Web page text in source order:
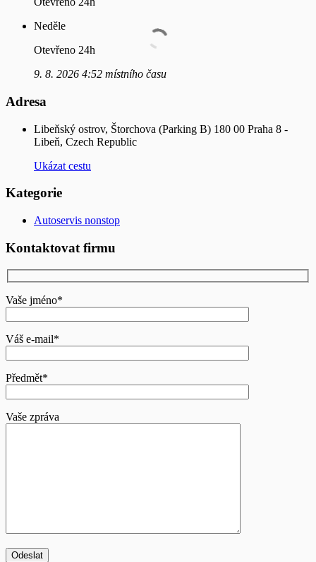
Neděle
Otevřeno 24h
9. 8. 2026 4:52 místního času
Adresa
Libeňský ostrov, Štorchova (Parking B) 180 00 Praha 8 -
Libeň, Czech Republic
Ukázat cestu
Kategorie
Autoservis nonstop
Kontaktovat firmu
Vaše jméno*
Váš e-mail*
Předmět*
Vaše zpráva